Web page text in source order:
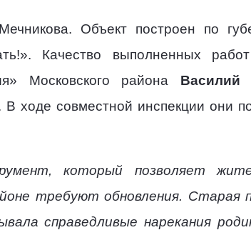
Объект построен по
Качество выполненных
Московского района Василий
В ходе совместной инспекции они
который позволяет
требуют обновления. Старая
справедливые нарекания